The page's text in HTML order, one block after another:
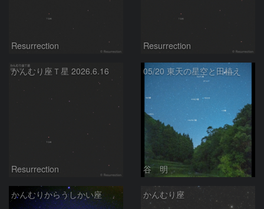
Resurrection Resurrection
かんむり座Ｔ星 2026.6.16
Resurrection
05/20 東天の星空と田植え
谷 明
かんむりからうしかい座 かんむり座